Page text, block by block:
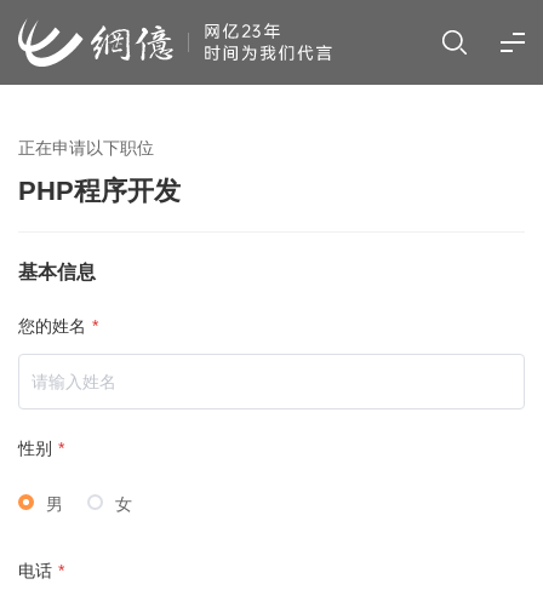
正在申请以下职位
PHP程序开发
基本信息
您的姓名 *
性别 *
男 女
电话 *